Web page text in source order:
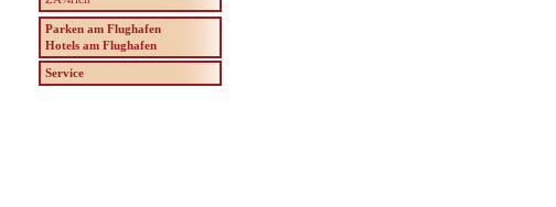
Parken am Flughafen
Hotels am Flughafen
Service